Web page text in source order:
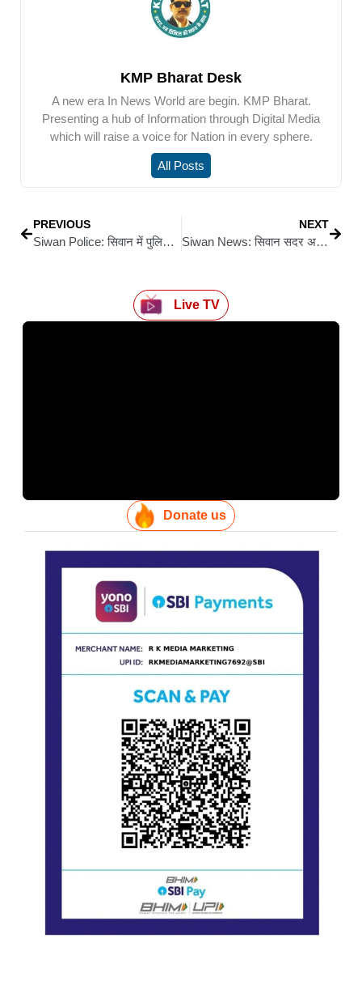
KMP Bharat Desk
A new era In News World are begin. KMP Bharat.
Presenting a hub of Information through Digital Media
which will raise a voice for Nation in every sphere.
All Posts
PREVIOUS
Siwan Police: सिवान में पुलिस की दो बड़ी कार्रवाई: लूट की योजना बनाते अपराधी को हथियार समेत दबोचा, ATM चोरी मामले में एसपी ने किया घटनास्थल का निरीक्षण
NEXT
Siwan News: सिवान सदर अस्पताल में 50 बेड के क्रिटिकल केयर ब्लॉक का शिलान्यास, स्वास्थ्य सुविधाओं को मिलेगी नई मजबूती
Live TV
Donate us